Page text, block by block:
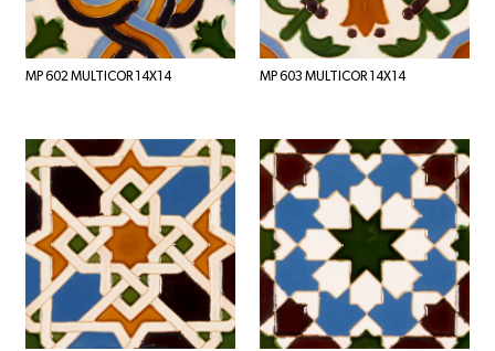
MP 602 MULTICOR 14X14 MP 603 MULTICOR 14X14